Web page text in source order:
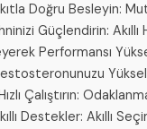
Doğru Besleyin:
Güçlendirin:
Performansı
Çalıştırın:
Destekler: Akıllı